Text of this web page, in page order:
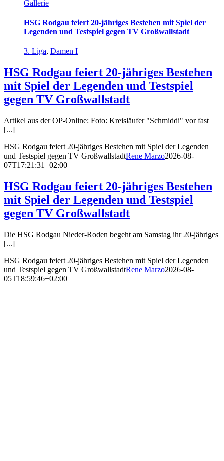
Gallerie
HSG Rodgau feiert 20-jähriges Bestehen mit Spiel der
Legenden und Testspiel gegen TV Großwallstadt
3. Liga, Damen I
HSG Rodgau feiert 20-jähriges Bestehen
mit Spiel der Legenden und Testspiel
gegen TV Großwallstadt
Artikel aus der OP-Online: Foto: Kreisläufer "Schmiddi" vor fast
[...]
HSG Rodgau feiert 20-jähriges Bestehen mit Spiel der Legenden
und Testspiel gegen TV GroßwallstadtRene Marzo2026-08-
07T17:21:31+02:00
HSG Rodgau feiert 20-jähriges Bestehen
mit Spiel der Legenden und Testspiel
gegen TV Großwallstadt
Die HSG Rodgau Nieder-Roden begeht am Samstag ihr 20-jähriges
[...]
HSG Rodgau feiert 20-jähriges Bestehen mit Spiel der Legenden
und Testspiel gegen TV GroßwallstadtRene Marzo2026-08-
05T18:59:46+02:00